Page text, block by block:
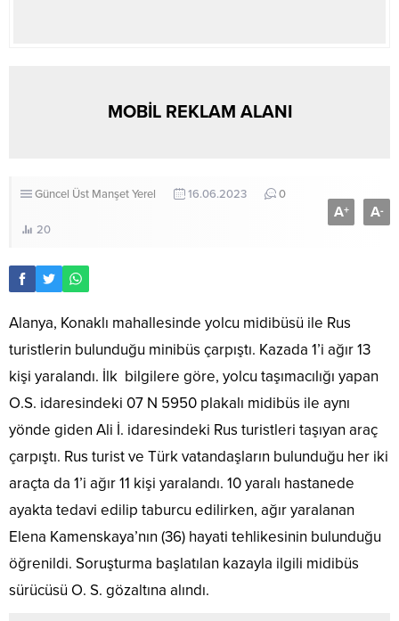
MOBİL REKLAM ALANI
Güncel Üst ManşetYerel 16.06.2023 0
20
A+ A-
Alanya, Konaklı mahallesinde yolcu midibüsü ile Rus
turistlerin bulunduğu minibüs çarpıştı. Kazada 1’i ağır 13
kişi yaralandı. İlk bilgilere göre, yolcu taşımacılığı yapan
O.S. idaresindeki 07 N 5950 plakalı midibüs ile aynı
yönde giden Ali İ. idaresindeki Rus turistleri taşıyan araç
çarpıştı. Rus turist ve Türk vatandaşların bulunduğu her iki
araçta da 1’i ağır 11 kişi yaralandı. 10 yaralı hastanede
ayakta tedavi edilip taburcu edilirken, ağır yaralanan
Elena Kamenskaya’nın (36) hayati tehlikesinin bulunduğu
öğrenildi. Soruşturma başlatılan kazayla ilgili midibüs
sürücüsü O. S. gözaltına alındı.